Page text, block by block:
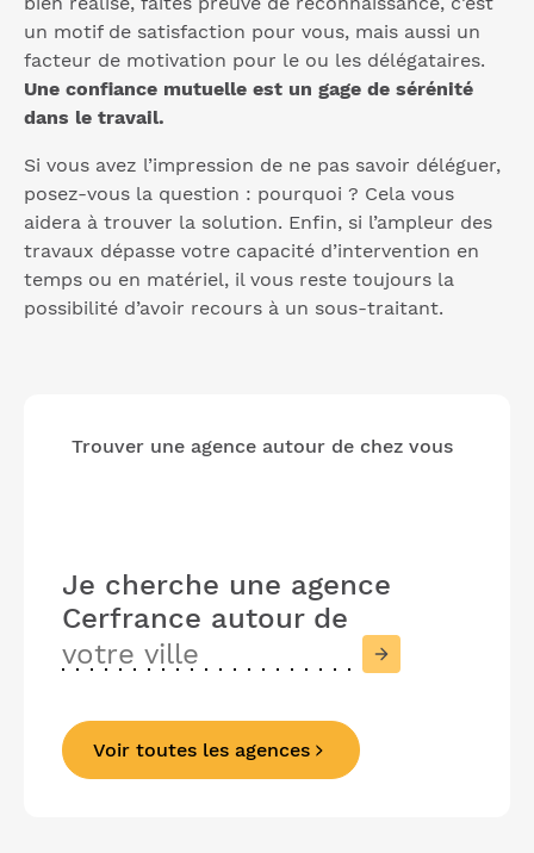
un motif de satisfaction pour vous, mais aussi un
facteur de motivation pour le ou les délégataires.
Une confiance mutuelle est un gage de sérénité
dans le travail.
Si vous avez l’impression de ne pas savoir déléguer,
posez-vous la question : pourquoi ? Cela vous
aidera à trouver la solution. Enfin, si l’ampleur des
travaux dépasse votre capacité d’intervention en
temps ou en matériel, il vous reste toujours la
possibilité d’avoir recours à un sous-traitant.
Trouver une agence autour de chez vous
Je cherche une agence
Cerfrance autour de
PrécédentSuivant
Voir toutes les agences